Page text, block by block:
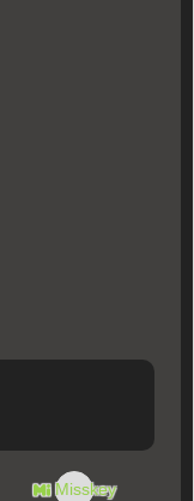
Misskey